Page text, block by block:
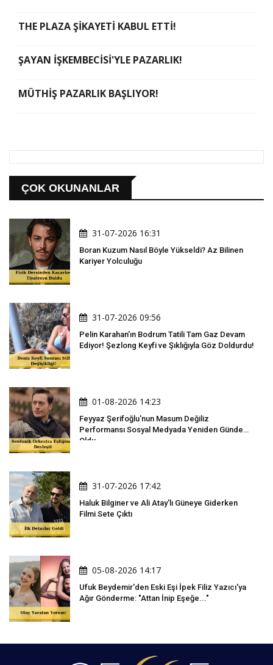
THE PLAZA ŞİKAYETİ KABUL ETTİ!
ŞAYAN İŞKEMBECİSİ'YLE PAZARLIK!
MÜTHİŞ PAZARLIK BAŞLIYOR!
ÇOK OKUNANLAR
31-07-2026 16:31
Boran Kuzum Nasıl Böyle Yükseldi? Az Bilinen
Kariyer Yolculuğu
31-07-2026 09:56
Pelin Karahan'ın Bodrum Tatili Tam Gaz Devam
Ediyor! Şezlong Keyfi ve Şıklığıyla Göz Doldurdu!
01-08-2026 14:23
Feyyaz Şerifoğlu'nun Masum Değiliz
Performansı Sosyal Medyada Yeniden Gündem
Oldu
31-07-2026 17:42
Haluk Bilginer ve Ali Atay'lı Güneye Giderken
Filmi Sete Çıktı
05-08-2026 14:17
Ufuk Beydemir'den Eski Eşi İpek Filiz Yazıcı'ya
Ağır Gönderme: "Attan İnip Eşeğe..."